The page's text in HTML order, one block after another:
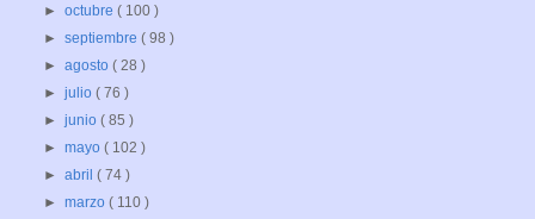
►octubre( 100 )
►septiembre( 98 )
►agosto( 28 )
►julio( 76 )
►junio( 85 )
►mayo( 102 )
►abril( 74 )
►marzo( 110 )